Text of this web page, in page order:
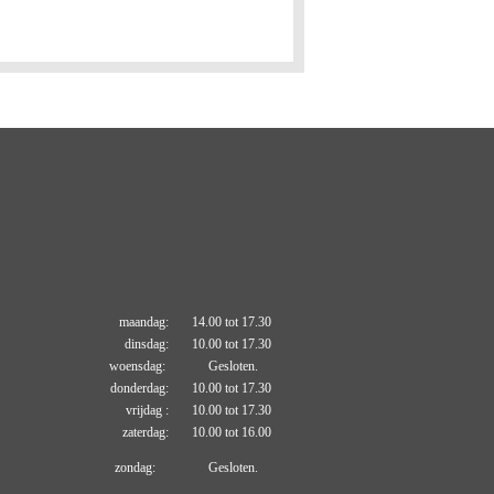
maandag: 14.00 tot 17.30
dinsdag: 10.00 tot 17.30
woensdag: Gesloten.
donderdag: 10.00 tot 17.30
vrijdag : 10.00 tot 17.30
zaterdag: 10.00 tot 16.00
zondag: Gesloten.